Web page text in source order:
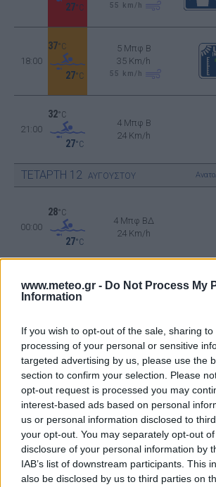
www.meteo.gr - Do Not Process My
Information
If you wish to opt-out of the sale, sharing
processing of your personal or sensitive
targeted advertising by us, please use the
section to confirm your selection. Please
opt-out request is processed you may
interest-based ads based on personal
us or personal information disclosed to
your opt-out. You may separately opt-out
disclosure of your personal information by
IAB’s list of downstream participants. This
also be disclosed by us to third parties on
27°C 55 km/h
18:00
37°C
27°C
5 Μπφ B
35 Km/h
55 km/h
21:00
32°C
27°C
4 Μπφ B
24 Km/h
ΤΕΤΑΡΤΗ 12 ΑΥΓΟΥΣΤΟΥ
00:00
28°C
27°C
4 Μπφ ΒΔ
24 Km/h
27°C
06:00
26°C
27°C
4 Μπφ ΒΔ
24 Km/h
09:00
32°C
27°C
5 Μπφ B
35 Km/h
55km/h